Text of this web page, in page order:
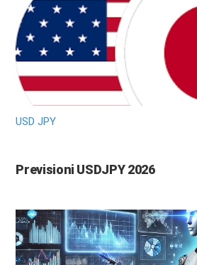
USD JPY
Previsioni USDJPY 2026